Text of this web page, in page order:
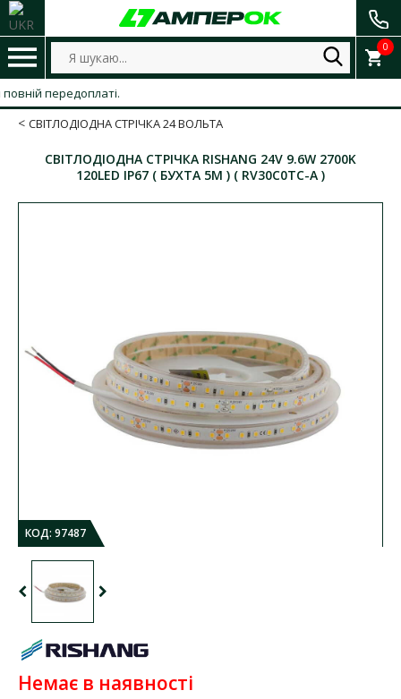
0
передоплаті.
СВІТЛОДІОДНА СТРІЧКА 24 ВОЛЬТА
СВІТЛОДІОДНА СТРІЧКА RISHANG 24V 9.6W 2700K
120LED IP67 ( БУХТА 5М ) ( RV30C0TC-A )
КОД: 97487
Немає в наявності